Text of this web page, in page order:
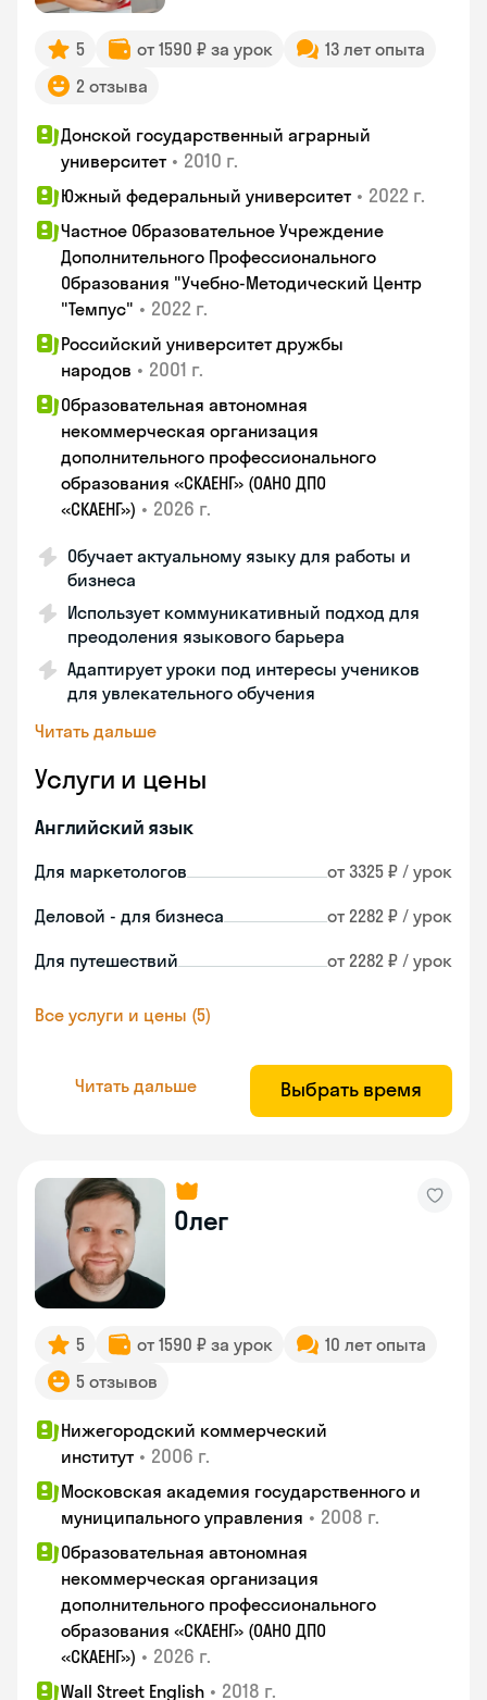
5 от 1590 ₽ за урок
13 лет опыта
2 отзыва
Донской государственный аграрный
университет • 2010 г.
Южный федеральный университет • 2022 г.
Частное Образовательное Учреждение
Дополнительного Профессионального
Образования "Учебно-Методический Центр
"Темпус" • 2022 г.
Российский университет дружбы
народов • 2001 г.
Образовательная автономная
некоммерческая организация
дополнительного профессионального
образования «СКАЕНГ» (ОАНО ДПО
«СКАЕНГ») • 2026 г.
Обучает актуальному языку для работы и
бизнеса
Использует коммуникативный подход для
преодоления языкового барьера
Адаптирует уроки под интересы учеников
для увлекательного обучения
Читать дальше
Услуги и цены
Английский язык
Для маркетологов от 3325 ₽ / урок
Деловой - для бизнеса от 2282 ₽ / урок
Для путешествий от 2282 ₽ / урок
Все услуги и цены (5)
Читать дальше Выбрать время
Олег
5 от 1590 ₽ за урок
10 лет опыта
5 отзывов
Нижегородский коммерческий
институт • 2006 г.
Московская академия государственного и
муниципального управления • 2008 г.
Образовательная автономная
некоммерческая организация
дополнительного профессионального
образования «СКАЕНГ» (ОАНО ДПО
«СКАЕНГ») • 2026 г.
Wall Street English • 2018 г.